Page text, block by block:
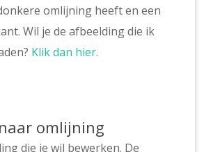
omlijning heeft en een
Wil je de afbeelding die ik
Klik dan hier.
omlijning
die je wil bewerken. De